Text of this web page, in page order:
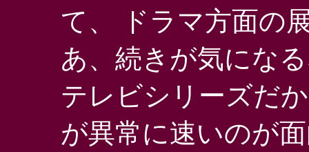
て、 ドラマ方面の
あ、続きが気にな
テレビシリーズだ
が異常に速いのが